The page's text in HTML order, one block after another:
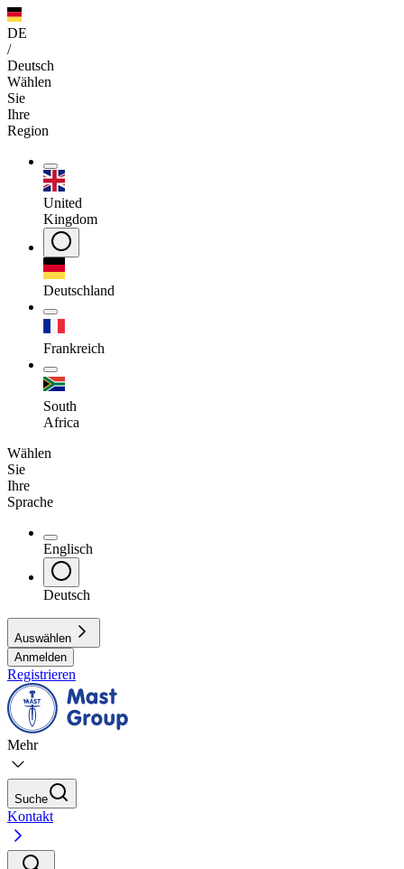
DE
/
Deutsch
Wählen
Sie
Ihre
Region
United
Kingdom
Deutschland
Frankreich
South
Africa
Wählen
Sie
Ihre
Sprache
Englisch
Deutsch
Auswählen
Anmelden
Registrieren
Mehr
Suche
Kontakt